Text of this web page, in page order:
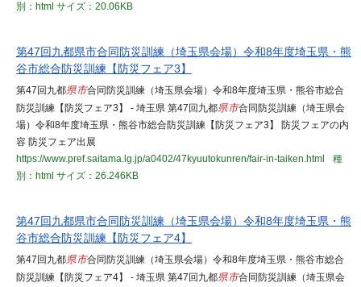
別：html サイズ：20.06KB
第47回九都県市合同防災訓練（埼玉県会場）令和8年度埼玉県・熊
谷市総合防災訓練【防災フェア3】
第47回九都県市合同防災訓練（埼玉県会場）令和8年度埼玉県・熊谷市総合
防災訓練【防災フェア3】 - 埼玉県 第47回九都県市合同防災訓練（埼玉県会
場）令和8年度埼玉県・熊谷市総合防災訓練【防災フェア3】 防災フェアの内
容 防災フェア出展
https://www.pref.saitama.lg.jp/a0402/47kyuutokunren/fair-in-taiken.html
種
別：html サイズ：26.246KB
第47回九都県市合同防災訓練（埼玉県会場）令和8年度埼玉県・熊
谷市総合防災訓練【防災フェア4】
第47回九都県市合同防災訓練（埼玉県会場）令和8年度埼玉県・熊谷市総合
防災訓練【防災フェア4】 - 埼玉県 第47回九都県市合同防災訓練（埼玉県会